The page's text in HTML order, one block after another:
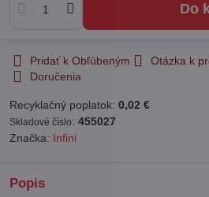
Pridať k Obľúbeným Otázka k
Doručenia
Recyklačný poplatok: 0,02 €
Skladové číslo: 455027
Značka: Infini
Popis